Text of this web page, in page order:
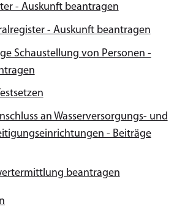
- Auskunft beantragen
- Auskunft beantragen
Schaustellung von Personen -
an Wasserversorgungs- und
- Beiträge
beantragen